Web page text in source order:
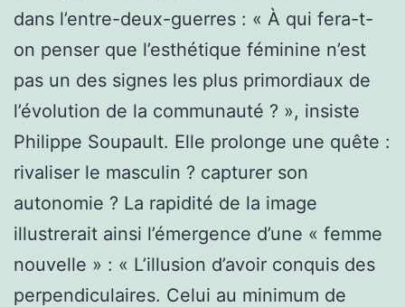
dans l’entre-deux-guerres : « À qui fera-t-
on penser que l’esthétique féminine n’est
pas un des signes les plus primordiaux de
l’évolution de la communauté ? », insiste
Philippe Soupault. Elle prolonge une quête :
rivaliser le masculin ? capturer son
autonomie ? La rapidité de la image
illustrerait ainsi l’émergence d’une « femme
nouvelle » : « L’illusion d’avoir conquis des
perpendiculaires. Celui au minimum de